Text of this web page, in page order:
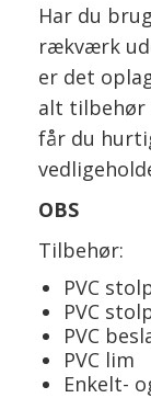
Har du
rækværk
er det
alt tilbehør
får du
OBS
Tilbehør:
PVC
PVC
PVC
PVC lim
Enkelt-